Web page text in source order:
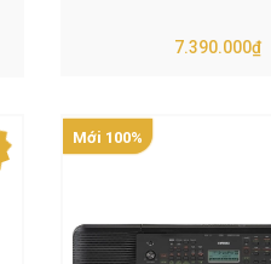
7.390.000₫
Mới 100%